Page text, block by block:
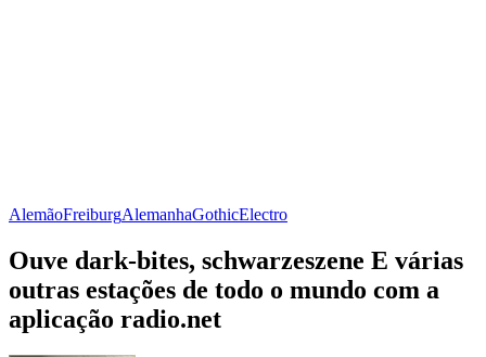
AlemãoFreiburgAlemanhaGothicElectro
Ouve dark-bites, schwarzeszene E várias
outras estações de todo o mundo com a
aplicação radio.net